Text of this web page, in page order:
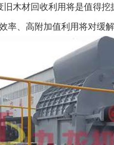
木材回收利用将是值得
、高附加值利用将对缓